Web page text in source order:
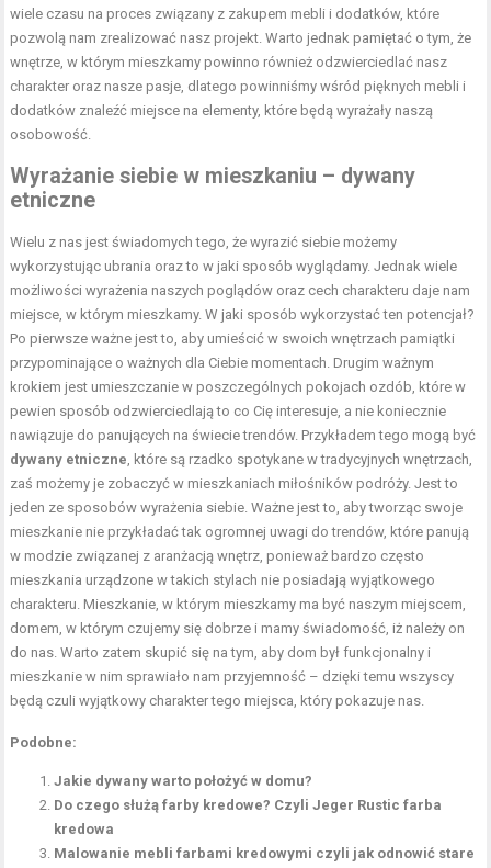
wiele czasu na proces związany z zakupem mebli i dodatków, które
pozwolą nam zrealizować nasz projekt. Warto jednak pamiętać o tym, że
wnętrze, w którym mieszkamy powinno również odzwierciedlać nasz
charakter oraz nasze pasje, dlatego powinniśmy wśród pięknych mebli i
dodatków znaleźć miejsce na elementy, które będą wyrażały naszą
osobowość.
Wyrażanie siebie w mieszkaniu – dywany
etniczne
Wielu z nas jest świadomych tego, że wyrazić siebie możemy
wykorzystując ubrania oraz to w jaki sposób wyglądamy. Jednak wiele
możliwości wyrażenia naszych poglądów oraz cech charakteru daje nam
miejsce, w którym mieszkamy. W jaki sposób wykorzystać ten potencjał?
Po pierwsze ważne jest to, aby umieścić w swoich wnętrzach pamiątki
przypominające o ważnych dla Ciebie momentach. Drugim ważnym
krokiem jest umieszczanie w poszczególnych pokojach ozdób, które w
pewien sposób odzwierciedlają to co Cię interesuje, a nie koniecznie
nawiązuje do panujących na świecie trendów. Przykładem tego mogą być
dywany etniczne, które są rzadko spotykane w tradycyjnych wnętrzach,
zaś możemy je zobaczyć w mieszkaniach miłośników podróży. Jest to
jeden ze sposobów wyrażenia siebie. Ważne jest to, aby tworząc swoje
mieszkanie nie przykładać tak ogromnej uwagi do trendów, które panują
w modzie związanej z aranżacją wnętrz, ponieważ bardzo często
mieszkania urządzone w takich stylach nie posiadają wyjątkowego
charakteru. Mieszkanie, w którym mieszkamy ma być naszym miejscem,
domem, w którym czujemy się dobrze i mamy świadomość, iż należy on
do nas. Warto zatem skupić się na tym, aby dom był funkcjonalny i
mieszkanie w nim sprawiało nam przyjemność – dzięki temu wszyscy
będą czuli wyjątkowy charakter tego miejsca, który pokazuje nas.
Podobne:
Jakie dywany warto położyć w domu?
Do czego służą farby kredowe? Czyli Jeger Rustic farba
kredowa
Malowanie mebli farbami kredowymi czyli jak odnowić stare